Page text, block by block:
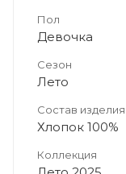
Пол
Девочка
Сезон
Лето
Состав изделия
Хлопок 100%
Коллекция